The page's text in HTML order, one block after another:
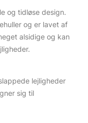
og tidløse design.
og er lavet af
alsidige og kan
lejligheder
sig til